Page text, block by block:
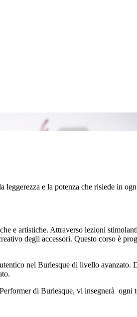
e la potenza che risiede in
e artistiche. Attraverso lezioni
degli accessori. Questo corso è
nel Burlesque di livello avanzato.
di Burlesque, vi insegnerà ogni